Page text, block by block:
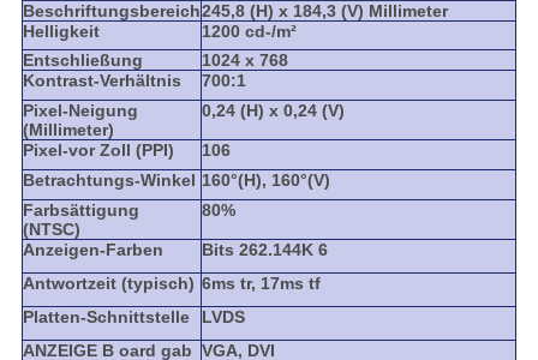
Beschriftungsbereich245,8 (H) x 184,3 (V) Millimeter
Helligkeit
1200 cd-/m²
Entschließung
1024 x 768
Kontrast-Verhältnis
700:1
Pixel-Neigung
(Millimeter)
0,24 (H) x 0,24 (V)
Pixel-vor Zoll (PPI)
106
Betrachtungs-Winkel 160°(H), 160°(V)
Farbsättigung
(NTSC)
80%
Anzeigen-Farben
Bits 262.144K 6
Antwortzeit (typisch) 6ms tr, 17ms tf
Platten-Schnittstelle
LVDS
ANZEIGE B oard gab VGA, DVI